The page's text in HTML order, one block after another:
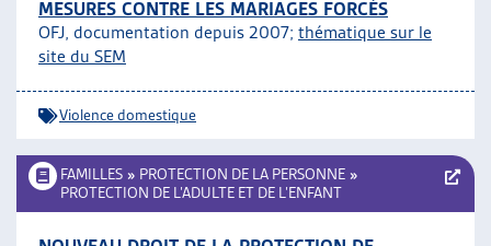
MESURES CONTRE LES MARIAGES FORCÉS
OFJ, documentation depuis 2007; thématique sur le
site du SEM
Violence domestique
FAMILLES » PROTECTION DE LA PERSONNE »
PROTECTION DE L’ADULTE ET DE L’ENFANT